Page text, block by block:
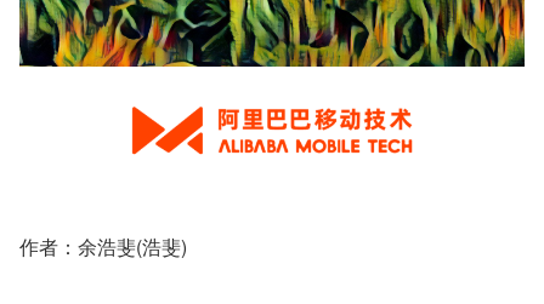
作者：余浩斐(浩斐)